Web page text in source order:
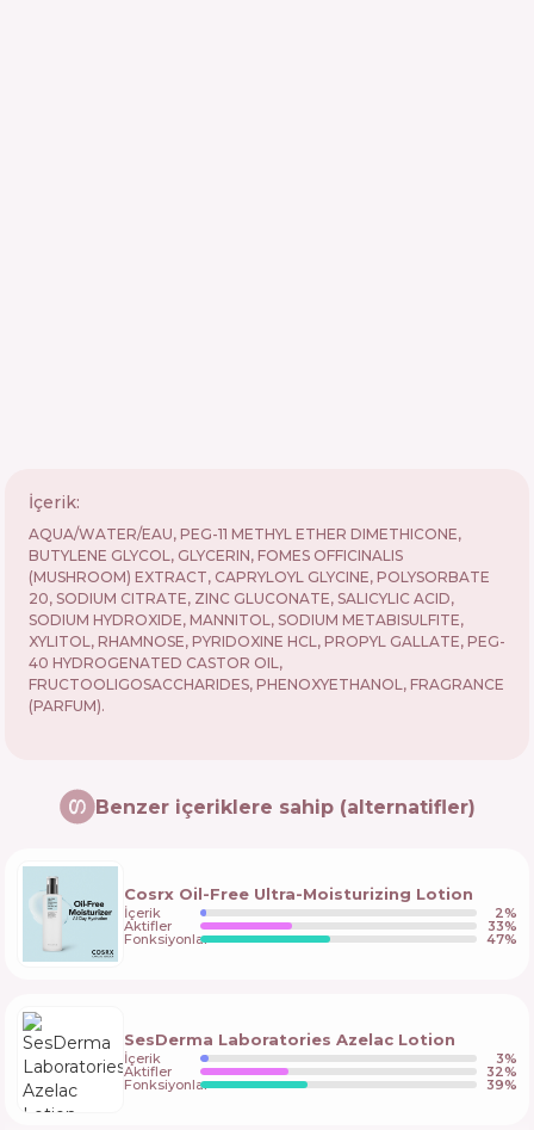
İçerik:
AQUA/WATER/EAU, PEG-11 METHYL ETHER DIMETHICONE,
BUTYLENE GLYCOL, GLYCERIN, FOMES OFFICINALIS
(MUSHROOM) EXTRACT, CAPRYLOYL GLYCINE, POLYSORBATE
20, SODIUM CITRATE, ZINC GLUCONATE, SALICYLIC ACID,
SODIUM HYDROXIDE, MANNITOL, SODIUM METABISULFITE,
XYLITOL, RHAMNOSE, PYRIDOXINE HCL, PROPYL GALLATE, PEG-
40 HYDROGENATED CASTOR OIL,
FRUCTOOLIGOSACCHARIDES, PHENOXYETHANOL, FRAGRANCE
(PARFUM).
Benzer içeriklere sahip (alternatifler)
Cosrx Oil-Free Ultra-Moisturizing Lotion
İçerik 2%
Aktifler 33%
Fonksiyonlar 47%
SesDerma Laboratories Azelac Lotion
İçerik 3%
Aktifler 32%
Fonksiyonlar 39%